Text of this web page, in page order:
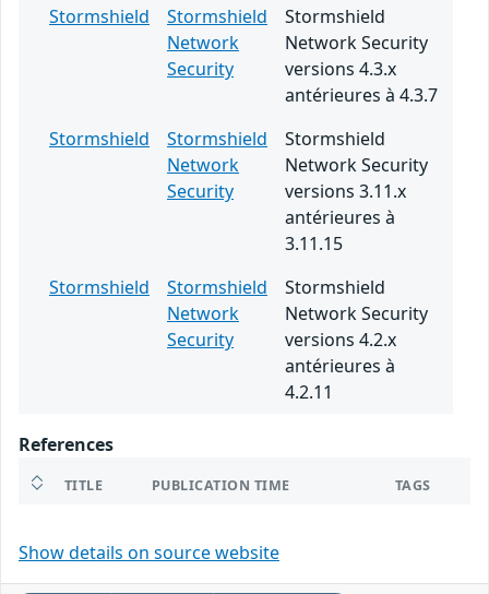
Stormshield
Stormshield
Network
Security
Stormshield
Network Security
versions 4.3.x
antérieures à 4.3.7
Stormshield
Stormshield
Network
Security
Stormshield
Network Security
versions 3.11.x
antérieures à
3.11.15
Stormshield
Stormshield
Network
Security
Stormshield
Network Security
versions 4.2.x
antérieures à
4.2.11
References
TITLE PUBLICATION TIME TAGS
Show details on source website